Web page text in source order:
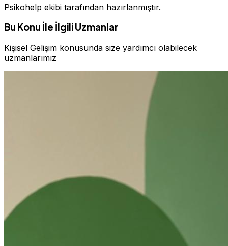
Psikohelp ekibi tarafından hazırlanmıştır.
Bu Konu İle İlgili Uzmanlar
Kişisel Gelişim konusunda size yardımcı olabilecek
uzmanlarımız